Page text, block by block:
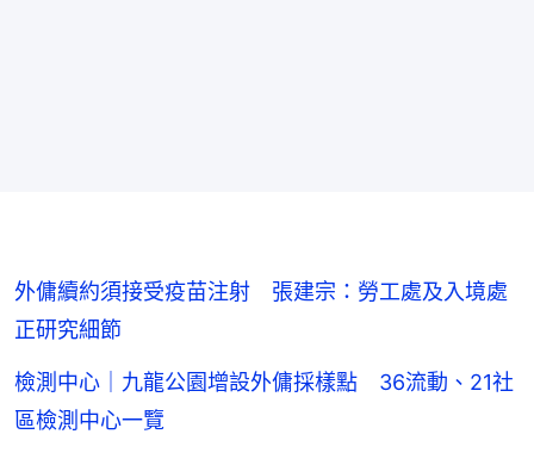
外傭續約須接受疫苗注射 張建宗：勞工處及入境處
正研究細節
檢測中心｜九龍公園增設外傭採樣點 36流動、21社
區檢測中心一覽